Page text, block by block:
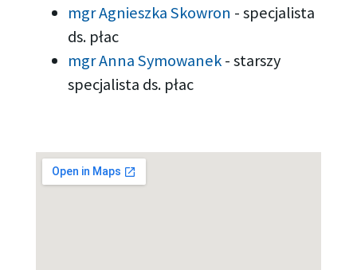
mgr Agnieszka Skowron -specjalista
ds. płac
mgr Anna Symowanek-starszy
specjalista ds. płac